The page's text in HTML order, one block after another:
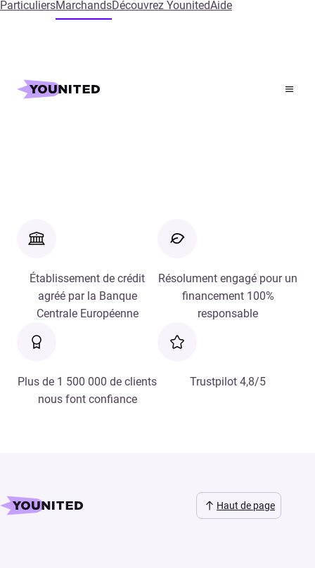
ParticuliersMarchandsDécouvrez YounitedAide
Accueil Demande de démonstration
Établissement de crédit
agréé par la Banque
Centrale Européenne
Résolument engagé pour un
financement 100%
responsable
Plus de 1 500 000 de clients
nous font confiance
Trustpilot 4,8/5
Haut de page